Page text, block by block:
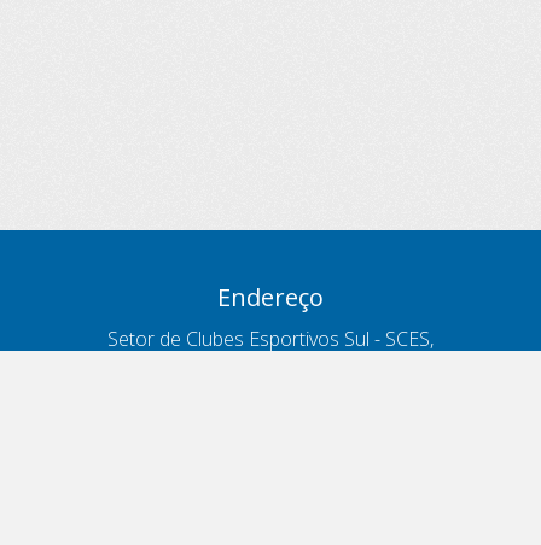
Endereço
Setor de Clubes Esportivos Sul - SCES,